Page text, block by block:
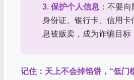
3. 保护个人信息 ：不要
身份证、银行卡、信用卡
息被贩卖，成为诈骗目标
记住：天上不会掉馅饼，“低门